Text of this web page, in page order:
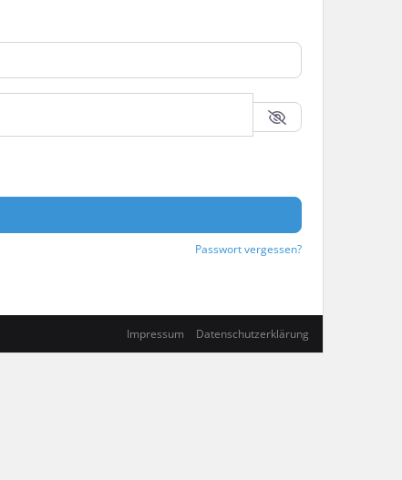
Passwort vergessen?
Impressum Datenschutzerklärung